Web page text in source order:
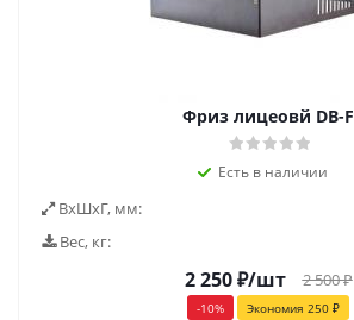
Фриз лицеовй DB-F
Есть в наличии
ВxШxГ, мм:
Вес, кг:
2 250₽/шт 2 500₽
-10% Экономия 250 ₽